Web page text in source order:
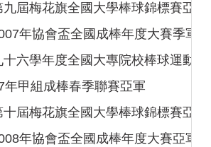
九屆梅花旗全國大學棒球錦標賽亞軍
年協會盃全國成棒年度大賽季軍
十六學年度全國大專院校棒球運動
年甲組成棒春季聯賽亞軍
十屆梅花旗全國大學棒球錦標賽亞軍
年協會盃全國成棒年度大賽亞軍